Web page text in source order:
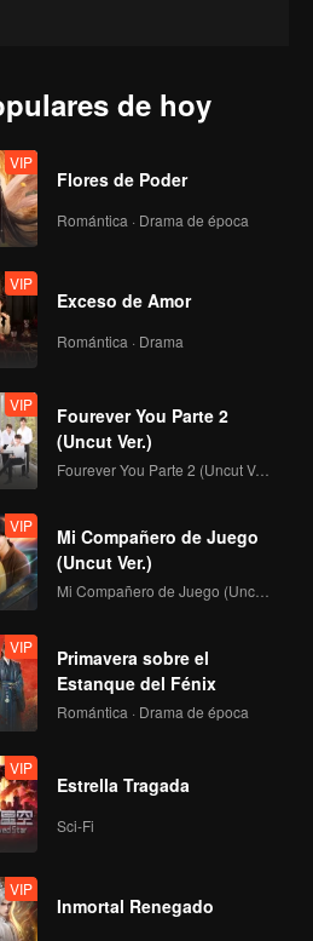
de hoy
VIP
Flores de Poder
Romántica · Drama de época
VIP
Exceso de Amor
Romántica · Drama
VIP
Fourever You Parte 2
(Uncut Ver.)
Fourever You Parte 2 (Uncut Ver.)
VIP
Mi Compañero de Juego
(Uncut Ver.)
Mi Compañero de Juego (Uncut Ver.)
VIP
Primavera sobre el
Estanque del Fénix
Romántica · Drama de época
VIP
Estrella Tragada
Sci-Fi
VIP
Inmortal Renegado